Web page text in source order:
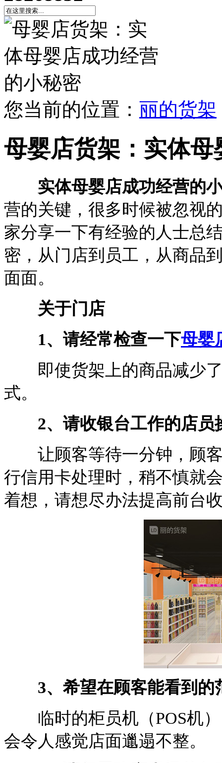
您当前的位置： 丽的货架
母婴店货架：实体
实体母婴店成功经营的
营的关键，很多时候被忽视
家分享一下有经验的人士总
密，从门店到员工，从商品
面面。
关于门店
1、请经常检查一下母婴
即使货架上的商品减少了
式。
2、请收银台工作的店员
让顾客等待一分钟，顾客
行信用卡处理时，稍不慎就
着想，请想尽办法提高前台
3、希望在顾客能看到
临时的柜员机（POS机）
会令人感觉店面邋遢不整。